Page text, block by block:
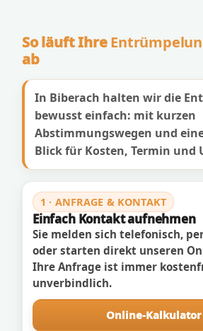
So läuft Ihre
ab
In Biberach halten wir die
bewusst einfach: mit kurzen
Abstimmungswegen und
Blick für Kosten, Termin und
1 · ANFRAGE & KONTAKT
Einfach Kontakt aufnehmen
Sie melden sich telefonisch,
oder starten direkt unseren
Ihre Anfrage ist immer
unverbindlich.
Online-Kalkulator